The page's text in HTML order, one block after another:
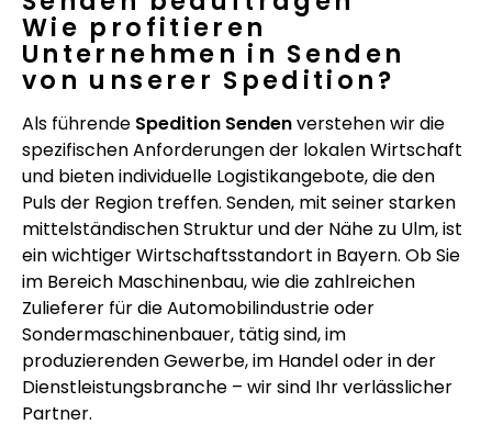
Wie profitieren
Unternehmen in Senden
von unserer Spedition?
Als führende Spedition Sendenverstehen wir die
spezifischen Anforderungen der lokalen Wirtschaft
und bieten individuelle Logistikangebote, die den
Puls der Region treffen. Senden, mit seiner starken
mittelständischen Struktur und der Nähe zu Ulm, ist
ein wichtiger Wirtschaftsstandort in Bayern. Ob Sie
im Bereich Maschinenbau, wie die zahlreichen
Zulieferer für die Automobilindustrie oder
Sondermaschinenbauer, tätig sind, im
produzierenden Gewerbe, im Handel oder in der
Dienstleistungsbranche – wir sind Ihr verlässlicher
Partner.